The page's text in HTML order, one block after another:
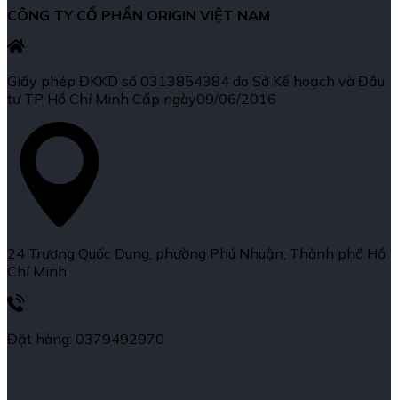
CÔNG TY CỔ PHẦN ORIGIN VIỆT NAM
Giấy phép ĐKKD số 0313854384 do Sở Kế hoạch và Đầu
tư TP Hồ Chí Minh Cấp ngày09/06/2016
24 Trương Quốc Dung, phường Phú Nhuận, Thành phố Hồ
Chí Minh
Đặt hàng: 0379492970